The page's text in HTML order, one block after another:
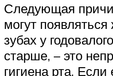
Следующая
могут
зубах у
старше, – это
гигиена рта.